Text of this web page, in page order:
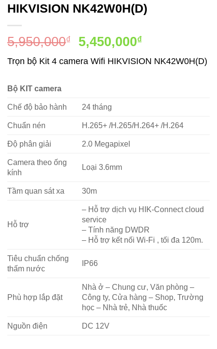
HIKVISION NK42W0H(D)
5,950,000₫
Giá
gốc
là:
5,450,000₫Giá
tại
Trọn bộ Kit 4 camera Wifi HIKVISION NK42W0H(D)
Bộ KIT camera
Chế độ bảo hành 24 tháng
Chuẩn nén H.265+ /H.265/H.264+ /H.264
Độ phân giải 2.0 Megapixel
Camera theo ống
kính
Loại 3.6mm
Tầm quan sát xa 30m
Hỗ trợ
– Hỗ trợ dịch vụ HIK-Connect cloud
service
– Tính năng DWDR
– Hỗ trợ kết nối Wi-Fi , tối đa 120m.
Tiêu chuẩn chống
thấm nước
IP66
Phù hợp lắp đặt
Nhà ở – Chung cư, Văn phòng –
Công ty, Cửa hàng – Shop, Trường
học – Nhà trẻ, Nhà thuốc
Nguồn điện DC 12V